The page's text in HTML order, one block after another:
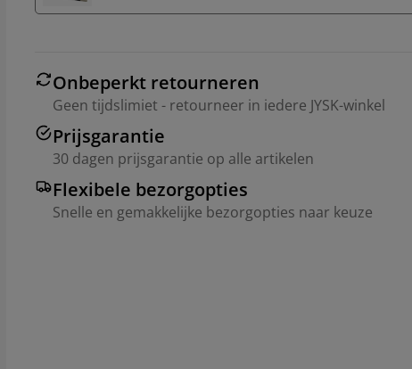
Onbeperkt retourneren
Geen tijdslimiet - retourneer in iedere JYSK-winkel
Prijsgarantie
30 dagen prijsgarantie op alle artikelen
Flexibele bezorgopties
Snelle en gemakkelijke bezorgopties naar keuze